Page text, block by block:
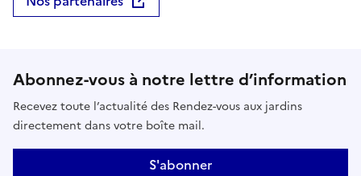
organisé par la Ville de Lille, du 05 au 07 juin 2026.
Abonnez-vous à notre lettre d’information
Recevez toute l’actualité des Rendez-vous aux jardins
directement dans votre boîte mail.
S'abonner